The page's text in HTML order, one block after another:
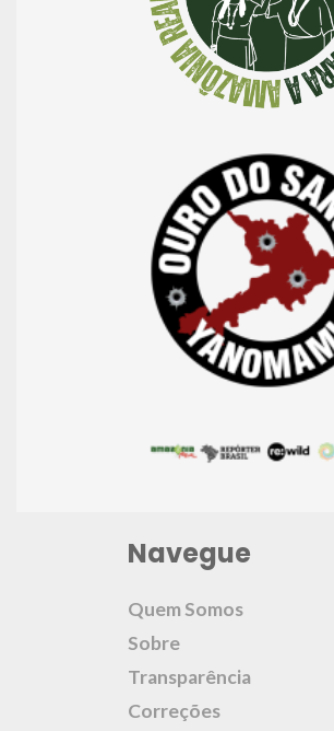
Navegue
Quem Somos
Sobre
Transparência
Correções